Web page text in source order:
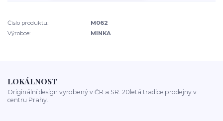
Číslo produktu:
M062
Výrobce:
MINKA
LOKÁLNOST
Originální design vyrobený v ČR a SR. 20letá tradice prodejny v
centru Prahy.